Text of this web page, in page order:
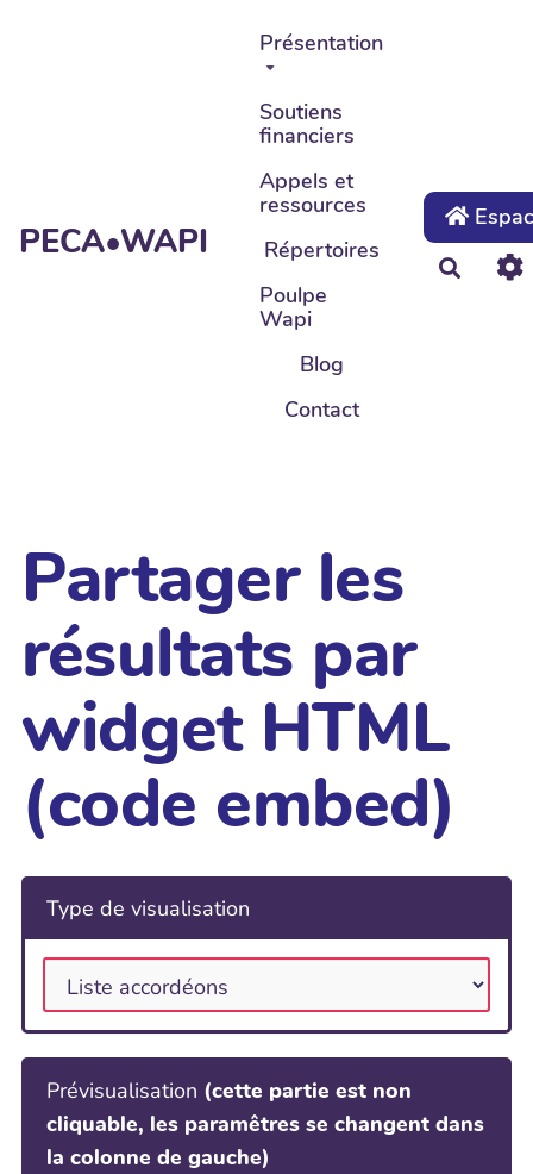
Aller au contenu principal
PECA•WAPI
Présentation
Soutiens
financiers
Appels et
ressources
Répertoires
Poulpe
Wapi
Blog
Contact
Partager les
résultats par
widget HTML
(code embed)
Type de visualisation
Prévisualisation (cette partie est non
cliquable, les paramêtres se changent dans
la colonne de gauche)